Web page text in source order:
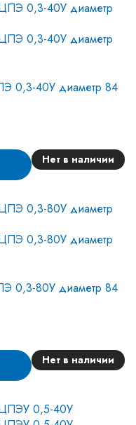
0,3-40У диаметр 84
Нет в наличии
0,3-80У диаметр 84
Нет в наличии